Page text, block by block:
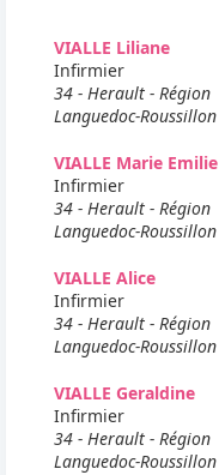
VIALLE Liliane
Infirmier
34 - Herault - Région
Languedoc-Roussillon
VIALLE Marie Emilie
Infirmier
34 - Herault - Région
Languedoc-Roussillon
VIALLE Alice
Infirmier
34 - Herault - Région
Languedoc-Roussillon
VIALLE Geraldine
Infirmier
34 - Herault - Région
Languedoc-Roussillon